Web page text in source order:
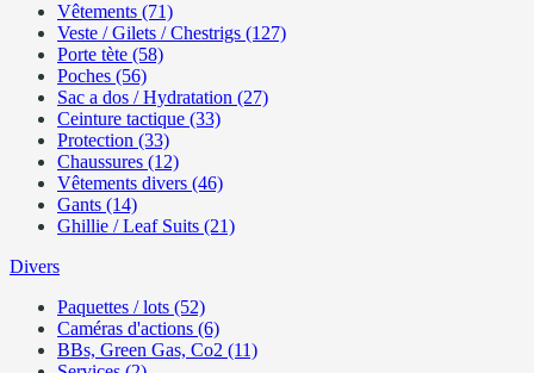
Vêtements (71)
Veste / Gilets / Chestrigs (127)
Porte tète (58)
Poches (56)
Sac a dos / Hydratation (27)
Ceinture tactique (33)
Protection (33)
Chaussures (12)
Vêtements divers (46)
Gants (14)
Ghillie / Leaf Suits (21)
Divers
Paquettes / lots (52)
Caméras d'actions (6)
BBs, Green Gas, Co2 (11)